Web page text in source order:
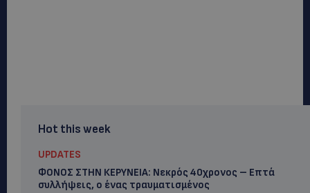
Hot this week
UPDATES
ΦΟΝΟΣ ΣΤΗΝ ΚΕΡΥΝΕΙΑ: Νεκρός 40χρονος – Επτά
συλλήψεις, ο ένας τραυματισμένος